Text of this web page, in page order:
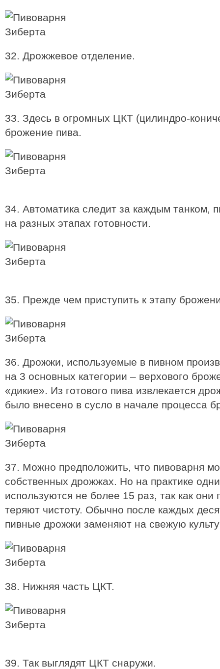
32. Дрожжевое отделение.
33. Здесь в огромных ЦКТ (цилиндро-
брожение пива.
34. Автоматика следит за каждым танком,
на разных этапах готовности.
35. Прежде чем приступить к этапу
36. Дрожжи, используемые в пивном
на 3 основных категории – верхового
«дикие». Из готового пива извлекается
было внесено в сусло в начале процесса
37. Можно предположить, что пивоварня
собственных дрожжах. Но на практике
используются не более 15 раз, так как
теряют чистоту. Обычно после каждых
пивные дрожжи заменяют на свежую
38. Нижняя часть ЦКТ.
39. Так выглядят ЦКТ снаружи.